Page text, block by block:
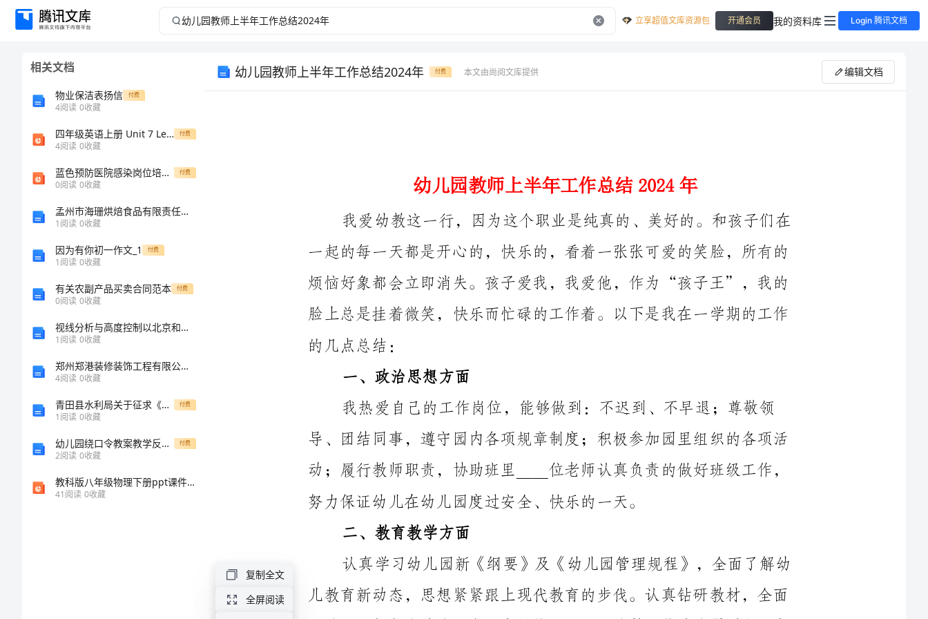
幼
2024
立享超值文库资源包 开通会员 我的资料库 Login 腾讯文档
相关文档
物业保洁表扬信 付费
4阅读 0收藏
四年级英语上册 Unit 7 Lesson 2 I’m writing an email课件 鲁科版 付费
4阅读 0收藏
蓝色预防医院感染岗位培训下部PPT模板 付费
0阅读 0收藏
孟州市海珊烘焙食品有限责任公司介绍企业发展分析报告
1阅读 0收藏
因为有你初一作文_1 付费
1阅读 0收藏
有关农副产品买卖合同范本 付费
0阅读 0收藏
视线分析与高度控制以北京和西安历史文化名城保护为例
1阅读 0收藏
郑州郑港装修装饰工程有限公司介绍企业发展分析报告
4阅读 0收藏
青田县水利局关于征求《青田县河道采砂管理规定》（征求意 付费
1阅读 0收藏
幼儿园绕口令教案教学反思与改进实践 付费
2阅读 0收藏
教科版八年级物理下册ppt课件-11.4.机械效率
41阅读 0收藏
幼儿园教师上半年工作总结2024年 付费 本文由尚阅文库提供 编辑文档
在教学中，我尊重幼儿，营造平等、和谐温暖的班级氛围。用眼
灯，我需要帮助幼儿发现自己的优势智能，建立其自信和对集体的归
我爱幼教这一行，因为这个职业是纯真的、美好的。和孩子们在
烦恼好象都会立即消失。孩子爱我，我爱他，作为“孩子王”，我的
脸上总是挂着微笑，快乐而忙碌的工作着。以下是我在一学期的工作
的几点总结：
一、政治思想方面
二、教育教学方面
儿教育新动态，思想紧紧跟上现代教育的步伐。认真钻研教材，全面
细致的了解每名幼儿的身心发展状况，因人施教，使幼儿得到全面发
复制全文
全屏阅读